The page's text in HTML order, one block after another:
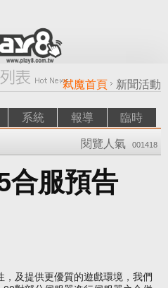
弒魔首頁 新聞活動
系統 報導 臨時
閱覽人氣 001418
合服預告
及提供更優質的遊戲環境，我們